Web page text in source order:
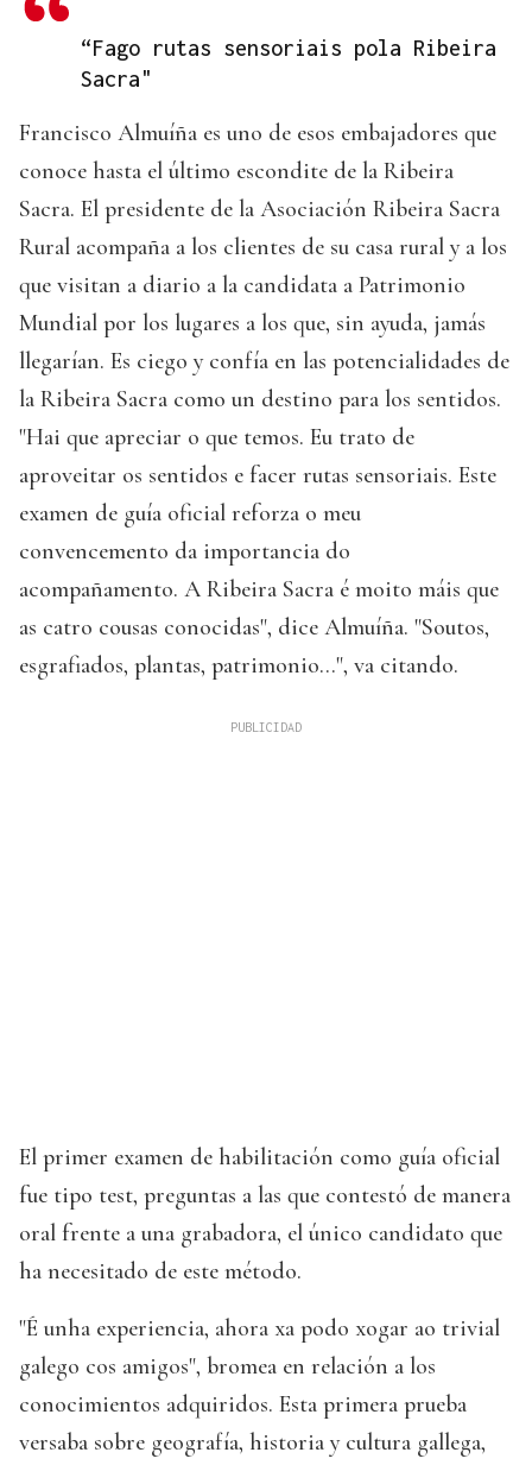
“Fago rutas sensoriais pola Ribeira
Sacra"
Francisco Almuíña es uno de esos embajadores que
conoce hasta el último escondite de la Ribeira
Sacra. El presidente de la Asociación Ribeira Sacra
Rural acompaña a los clientes de su casa rural y a los
que visitan a diario a la candidata a Patrimonio
Mundial por los lugares a los que, sin ayuda, jamás
llegarían. Es ciego y confía en las potencialidades de
la Ribeira Sacra como un destino para los sentidos.
"Hai que apreciar o que temos. Eu trato de
aproveitar os sentidos e facer rutas sensoriais. Este
examen de guía oficial reforza o meu
convencemento da importancia do
acompañamento. A Ribeira Sacra é moito máis que
as catro cousas conocidas", dice Almuíña. "Soutos,
esgrafiados, plantas, patrimonio...", va citando.
El primer examen de habilitación como guía oficial
fue tipo test, preguntas a las que contestó de manera
oral frente a una grabadora, el único candidato que
ha necesitado de este método.
"É unha experiencia, ahora xa podo xogar ao trivial
galego cos amigos", bromea en relación a los
conocimientos adquiridos. Esta primera prueba
versaba sobre geografía, historia y cultura gallega,